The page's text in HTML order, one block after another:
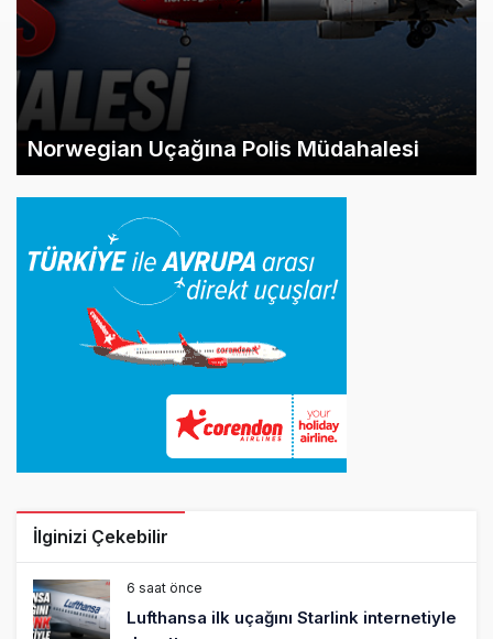
Norwegian Uçağına Polis Müdahalesi
İlginizi Çekebilir
6 saat önce
Lufthansa ilk uçağını Starlink internetiyle